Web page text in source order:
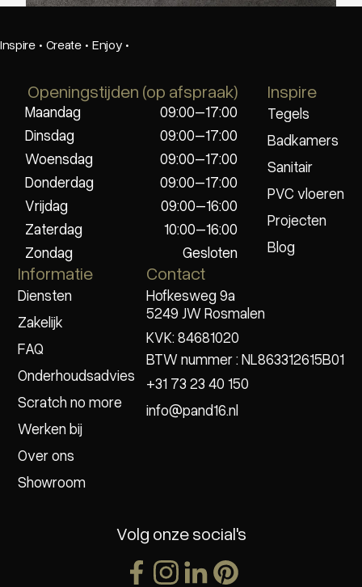
Inspire · Create · Enjoy ·
Openingstijden (op afspraak)
Maandag
09:00–17:00
Dinsdag
09:00–17:00
Woensdag
09:00–17:00
Donderdag
09:00–17:00
Vrijdag
09:00–16:00
Zaterdag
10:00–16:00
Zondag
Gesloten
Inspire
Tegels
Badkamers
Sanitair
PVC vloeren
Projecten
Blog
Informatie
Diensten
Zakelijk
FAQ
Onderhoudsadvies
Scratch no more
Werken bij
Over ons
Showroom
Contact
Hofkesweg 9a
5249 JW Rosmalen
KVK: 84681020
BTW nummer : NL863312615B01
+31 73 23 40 150
info@pand16.nl
Volg onze social's